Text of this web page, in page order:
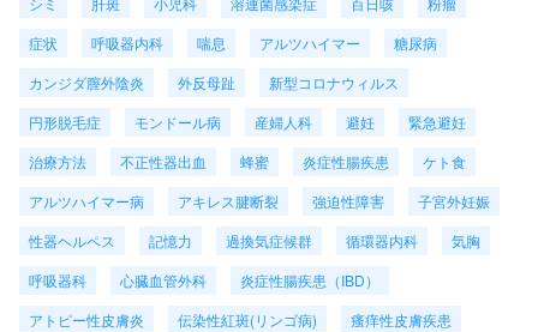
症状
呼吸器内科 喘息 アルツハイマー
糖尿病
カンジダ膣外陰炎
外反母趾
新型コロナウィルス
円形脱毛症
モンドール病 産婦人科 避妊
緊急避妊
治療方法
不正性器出血 蜂蜜 炎症性腸疾患
ケト食
アルツハイマー病
アキレス腱断裂 強迫性障害
子宮外妊娠
性器ヘルペス
記憶力 過換気症候群 循環器内科
気胸
呼吸器科
心臓血管外科
炎症性腸疾患（IBD）
アトピー性皮膚炎
伝染性紅斑(リンゴ病)
瘙痒性皮膚疾患